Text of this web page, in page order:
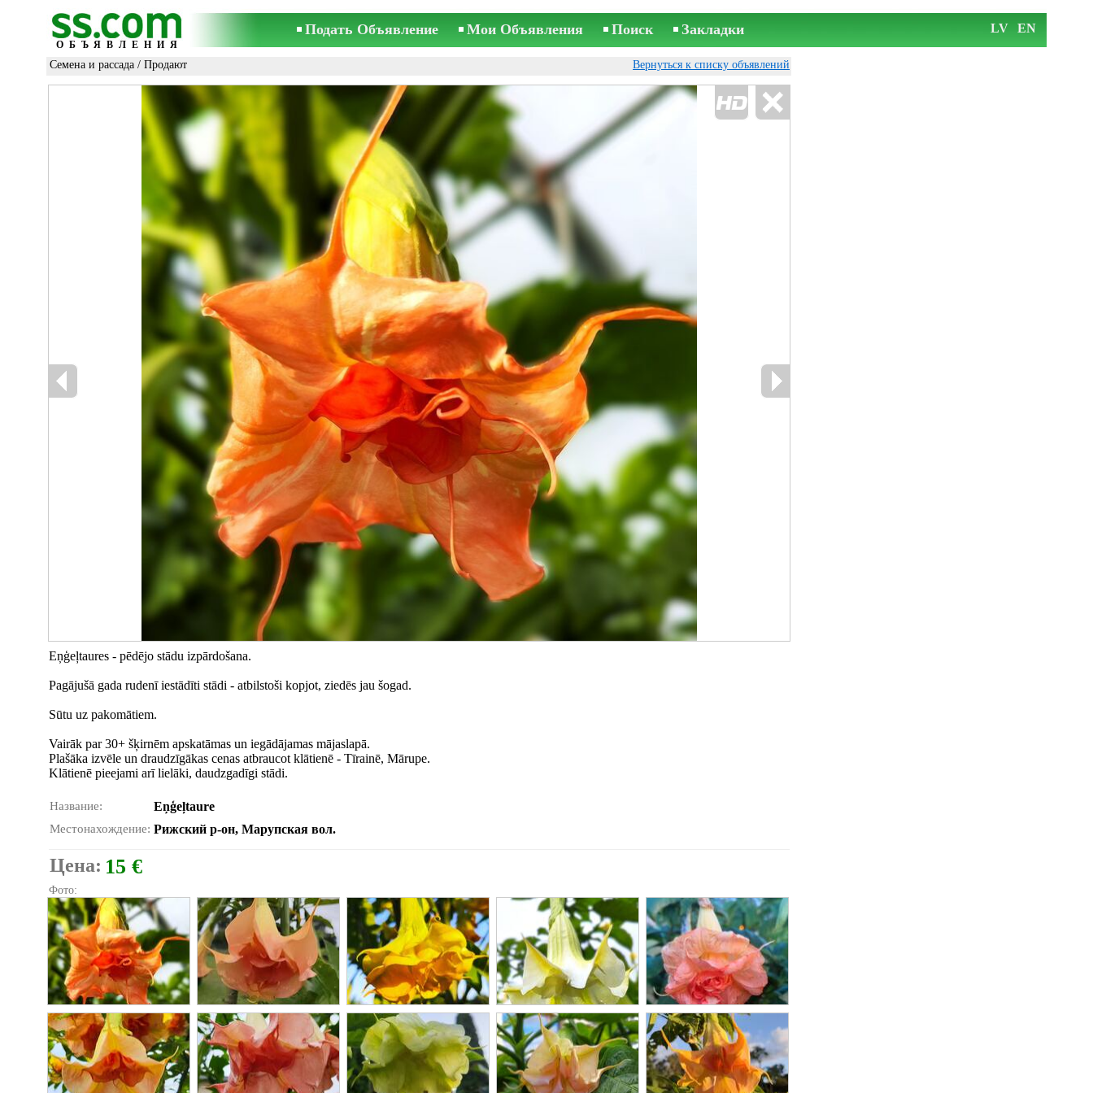
ОБЪЯВЛЕНИЯ
Подать Объявление Мои Объявления Поиск Закладки LV EN
Семена и рассада / Продают Вернуться к списку объявлений
Eņģeļtaures - pēdējo stādu izpārdošana.
Pagājušā gada rudenī iestādīti stādi - atbilstoši kopjot, ziedēs jau šogad.
Sūtu uz pakomātiem.
Vairāk par 30+ šķirnēm apskatāmas un iegādājamas mājaslapā.
Plašāka izvēle un draudzīgākas cenas atbraucot klātienē - Tīrainē, Mārupe.
Klātienē pieejami arī lielāki, daudzgadīgi stādi.
Название: Eņģeļtaure
Местонахождение: Рижский р-он, Марупская вол.
Цена: 15 €
Фото: